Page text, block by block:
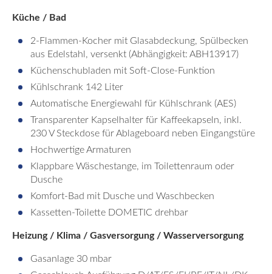
Küche / Bad
2-Flammen-Kocher mit Glasabdeckung, Spülbecken
aus Edelstahl, versenkt (Abhängigkeit: ABH13917)
Küchenschubladen mit Soft-Close-Funktion
Kühlschrank 142 Liter
Automatische Energiewahl für Kühlschrank (AES)
Transparenter Kapselhalter für Kaffeekapseln, inkl.
230 V Steckdose für Ablageboard neben Eingangstüre
Hochwertige Armaturen
Klappbare Wäschestange, im Toilettenraum oder
Dusche
Komfort-Bad mit Dusche und Waschbecken
Kassetten-Toilette DOMETIC drehbar
Heizung / Klima / Gasversorgung / Wasserversorgung
Gasanlage 30 mbar